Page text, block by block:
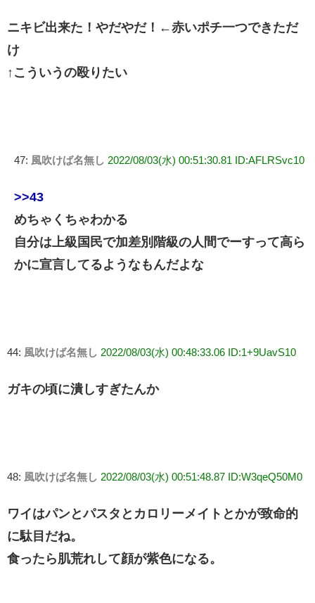
ニキビ出来た！やだやだ！←赤いポチ一つできただ
け
↑こういうの殴りたい
47: 風吹けば名無し 2022/08/03(水) 00:51:30.81 ID:AFLRSvc10
>>43
めちゃくちゃわかる
自分は上級国民で加差別階級の人間でーすって高ら
かに宣言してるようなもんだよな
44: 風吹けば名無し 2022/08/03(水) 00:48:33.06 ID:1+9UavS10
ガキの頃に潰しすぎたんか
48: 風吹けば名無し 2022/08/03(水) 00:51:48.87 ID:W3qeQ50M0
ワイはパンとパスタとカロリーメイトとかが致命的
に駄目だね。
食ったら肌荒れして顔が紫色になる。